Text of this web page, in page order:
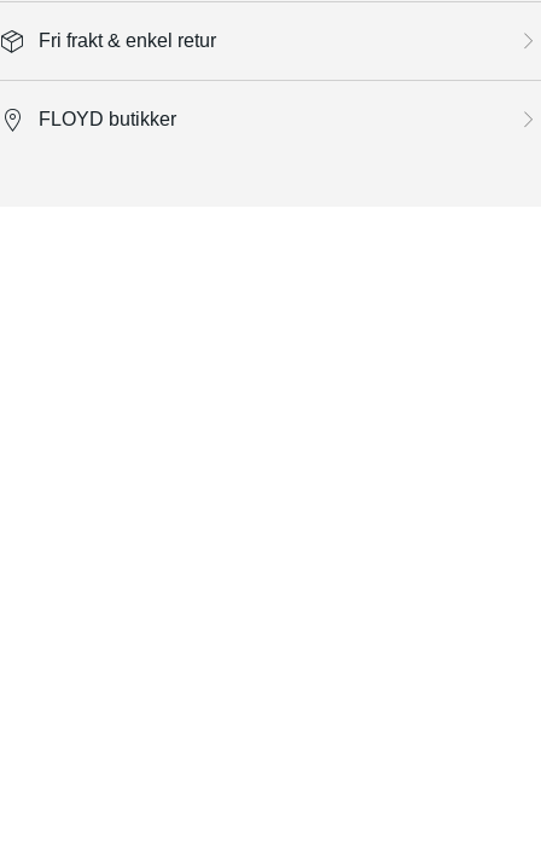
Fri frakt & enkel retur
FLOYD butikker